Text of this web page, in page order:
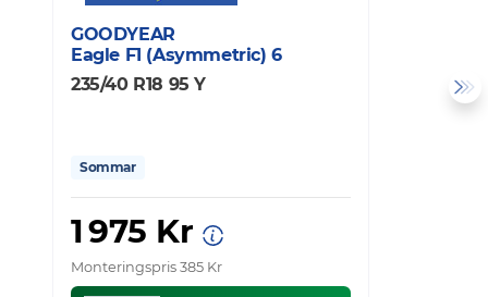
GOODYEAR
Eagle F1 (Asymmetric) 6
235/40 R18 95 Y
Sommar
1 975 Kr
Monteringspris 385 Kr